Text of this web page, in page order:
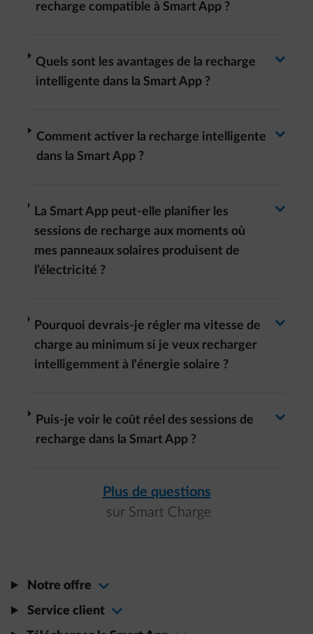
recharge compatible à Smart App ?
Quels sont les avantages de la recharge
intelligente dans la Smart App ?
arrow-right
Comment activer la recharge intelligente
dans la Smart App ?
arrow-right
La Smart App peut-elle planifier les
sessions de recharge aux moments où
mes panneaux solaires produisent de
l’électricité ?​
arrow-right
Pourquoi devrais-je régler ma vitesse de
charge au minimum si je veux recharger
intelligemment à l'énergie solaire ?​
arrow-right
Puis-je voir le coût réel des sessions de
recharge dans la Smart App ?​
arrow-right
Plus de questions
sur Smart Charge
Notre offre
Service client